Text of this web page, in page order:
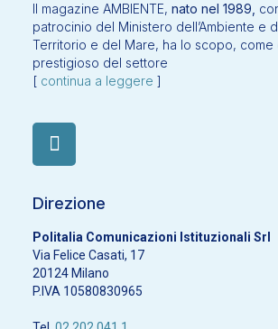
Il magazine AMBIENTE, nato nel 1989,
patrocinio del Ministero dell’Ambiente e
Territorio e del Mare, ha lo scopo, come
prestigioso del settore
[ continua a leggere ]
Direzione
Politalia Comunicazioni Istituzionali Srl
Via Felice Casati, 17
20124 Milano
P.IVA 10580830965